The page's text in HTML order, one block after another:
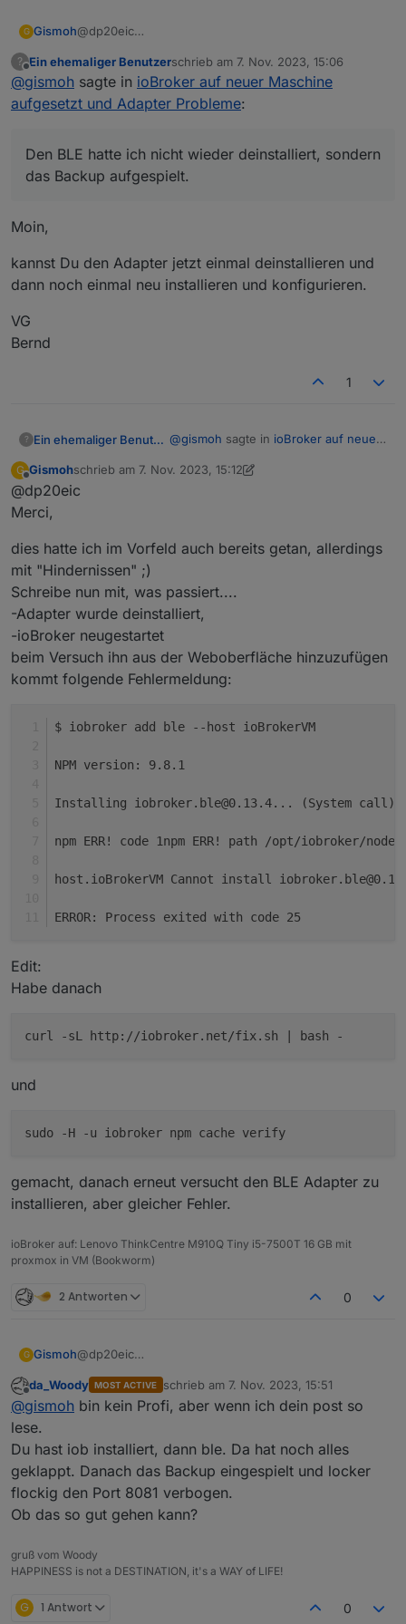
G Gismoh@dp20eic
neu gestartet.
Den BLE hatte ich nicht wieder deinstalliert, sondern
das Backup aufgespielt.
?
Offline
Ein ehemaliger Benutzerschrieb am 7. Nov. 2023, 15:06
zuletzt editiert von
@gismoh sagte in ioBroker auf neuer Maschine
aufgesetzt und Adapter Probleme:
Den BLE hatte ich nicht wieder deinstalliert, sondern
das Backup aufgespielt.
Moin,
kannst Du den Adapter jetzt einmal deinstallieren und
dann noch einmal neu installieren und konfigurieren.
VG
Bernd
1
? Ein ehemaliger Benutzer @gismoh sagte in ioBroker auf neuer
Probleme:
kannst Du den Adapter jetzt einmal
neu installieren und konfigurieren.
VG
Bernd
G
Offline
Gismohschrieb am 7. Nov. 2023, 15:12
zuletzt editiert von Gismoh11. Juli 2023, 16:30
@dp20eic
Merci,
dies hatte ich im Vorfeld auch bereits getan, allerdings
mit "Hindernissen" ;)
Schreibe nun mit, was passiert....
-Adapter wurde deinstalliert,
-ioBroker neugestartet
beim Versuch ihn aus der Weboberfläche hinzuzufügen
kommt folgende Fehlermeldung:
$ iobroker add ble --host ioBrokerVM
NPM version: 9.8.1
Installing iobroker.ble@0.13.4... (System call)
npm ERR! code 1npm ERR! path /opt/iobroker/
host.ioBrokerVM Cannot install
ERROR: Process exited with code 25
Edit:
Habe danach
curl -sL http://iobroker.net/fix.sh | bash -
und
gemacht, danach erneut versucht den BLE Adapter zu
installieren, aber gleicher Fehler.
ioBroker auf: Lenovo ThinkCentre M910Q Tiny i5-7500T 16 GB mit
proxmox in VM (Bookworm)
2 Antworten 0
G Gismoh@dp20eic
dies hatte ich im Vorfeld auch bereits getan, allerdings
mit "Hindernissen" ;)
-Adapter wurde deinstalliert,
-ioBroker neugestartet
beim Versuch ihn aus der Weboberfläche
hinzuzufügen kommt folgende Fehlermeldung:
NPM version: 9.8.1
Installing iobroker.ble@0.13.4... (System
npm ERR! code 1npm ERR! path /opt/
host.ioBrokerVM Cannot install
Edit:
Habe danach
und
installieren, aber gleicher Fehler.
Offline
da_Woody MOST ACTIVE schrieb am 7. Nov. 2023, 15:51
zuletzt editiert von
@gismoh bin kein Profi, aber wenn ich dein post so
lese.
Du hast iob installiert, dann ble. Da hat noch alles
geklappt. Danach das Backup eingespielt und locker
flockig den Port 8081 verbogen.
Ob das so gut gehen kann?
gruß vom Woody
HAPPINESS is not a DESTINATION, it's a WAY of LIFE!
G 1 Antwort 0